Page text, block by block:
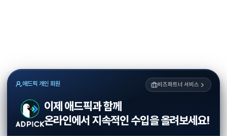
애드픽 개인 회원 비즈파트너 서비스
이제 애드픽과 함께
온라인에서 지속적인 수입을 올려보세요!